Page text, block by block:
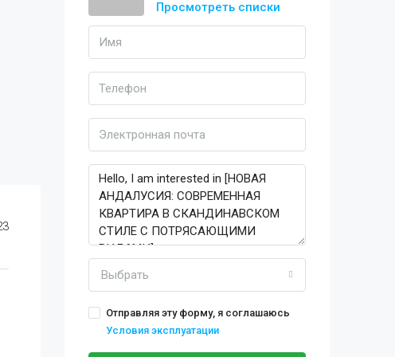
Просмотреть списки
Выбрать
Отправляя эту форму, я соглашаюсь
Условия эксплуатации